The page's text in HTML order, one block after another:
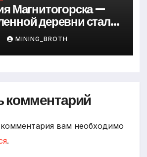
Магнитогорска —
деревни стали
в современный
MINING_BROTH
комментарий
вам необходимо
.